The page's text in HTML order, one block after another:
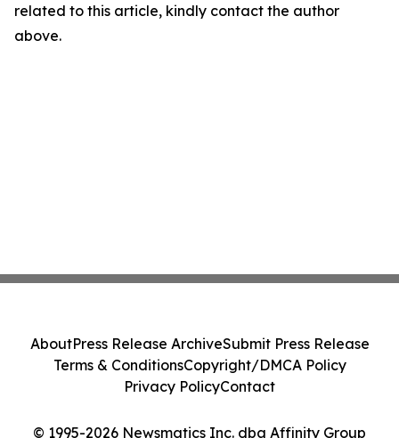
related to this article, kindly contact the author
above.
© 1995-2026 Newsmatics Inc. dba Affinity Group
AboutPress Release ArchiveSubmit Press Release
Terms & ConditionsCopyright/DMCA Policy
Privacy PolicyContact